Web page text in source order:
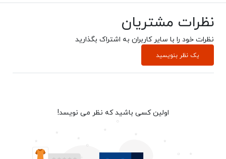
نظرات مشتریان
نظرات خود را با سایر کاربران به اشتراک بگذارید
یک نظر بنویسید
اولین کسی باشید که نظر می نویسد!